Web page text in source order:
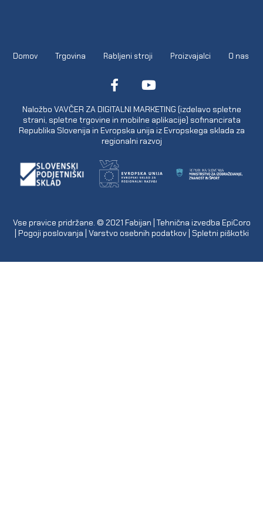
Domov Trgovina Rabljeni stroji Proizvajalci O nas
Naložbo VAVČER ZA DIGITALNI MARKETING (izdelavo spletne
strani, spletne trgovine in mobilne aplikacije) sofinancirata
Republika Slovenija in Evropska unija iz Evropskega sklada za
regionalni razvoj
Vse pravice pridržane. © 2021 Fabijan | Tehnična izvedba EpiCoro
Pogoji poslovanja Varstvo osebnih podatkov| Spletni piškotki